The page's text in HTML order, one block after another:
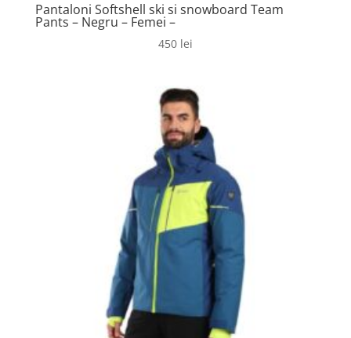
Pantaloni Softshell ski si snowboard Team
Pants – Negru – Femei –
450 lei